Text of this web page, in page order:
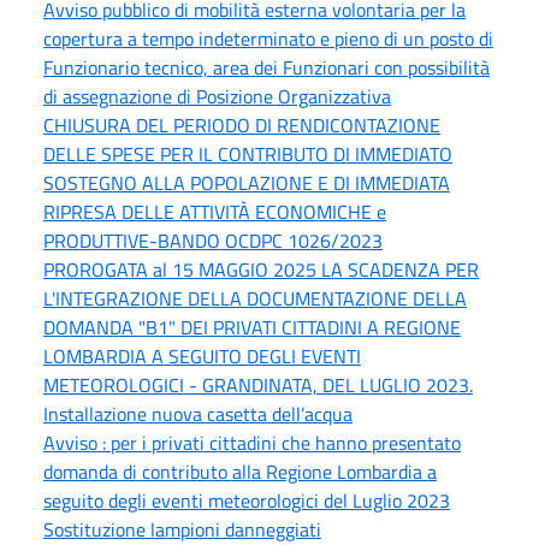
Avviso pubblico di mobilità esterna volontaria per la
copertura a tempo indeterminato e pieno di un posto di
Funzionario tecnico, area dei Funzionari con possibilità
di assegnazione di Posizione Organizzativa
CHIUSURA DEL PERIODO DI RENDICONTAZIONE
DELLE SPESE PER IL CONTRIBUTO DI IMMEDIATO
SOSTEGNO ALLA POPOLAZIONE E DI IMMEDIATA
RIPRESA DELLE ATTIVITÀ ECONOMICHE e
PRODUTTIVE-BANDO OCDPC 1026/2023
PROROGATA al 15 MAGGIO 2025 LA SCADENZA PER
L'INTEGRAZIONE DELLA DOCUMENTAZIONE DELLA
DOMANDA "B1" DEI PRIVATI CITTADINI A REGIONE
LOMBARDIA A SEGUITO DEGLI EVENTI
METEOROLOGICI - GRANDINATA, DEL LUGLIO 2023.
Installazione nuova casetta dell’acqua
Avviso : per i privati cittadini che hanno presentato
domanda di contributo alla Regione Lombardia a
seguito degli eventi meteorologici del Luglio 2023
Sostituzione lampioni danneggiati